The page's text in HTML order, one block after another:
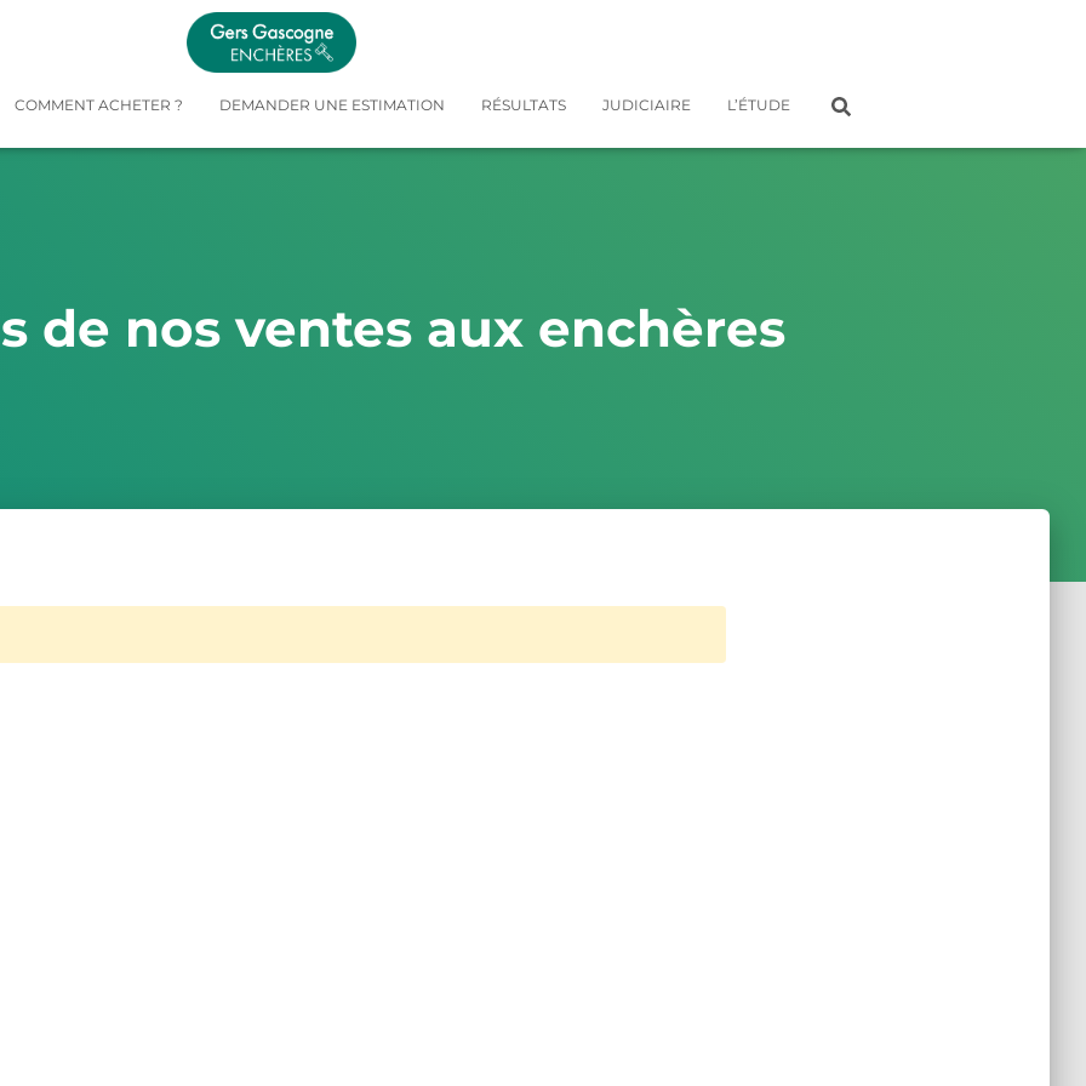
COMMENT ACHETER ? DEMANDER UNE ESTIMATION RÉSULTATS JUDICIAIRE L’ÉTUDE
de nos ventes aux enchères